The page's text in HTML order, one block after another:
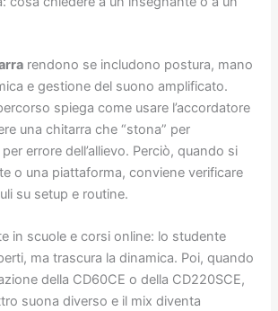
rendono se includono postura, mano
e gestione del suono amplificato.
spiega come usare l’accordatore
una chitarra che “stona” per
errore dell’allievo. Perciò, quando si
o una piattaforma, conviene verificare
su setup e routine.
in scuole e corsi online: lo studente
ma trascura la dinamica. Poi, quando
della CD60CE o della CD220SCE,
suona diverso e il mix diventa